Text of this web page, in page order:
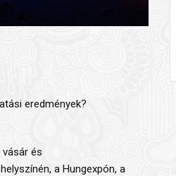
eredmények?
és
a Hungexpón, a